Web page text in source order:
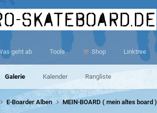
skateboard.de
Galerie Kalender Rangliste
geht ab Tools Shop Linktree
E-Boarder Alben MEIN-BOARD ( mein altes board )